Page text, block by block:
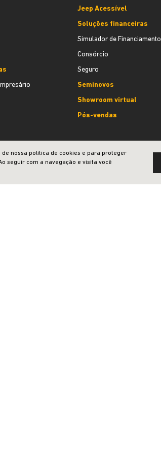
Jeep Acessível
Soluções financeiras
Simulador de Financiamento
Consórcio
Seguro
Seminovos
Showroom virtual
Pós-vendas
nossa política de cookies e para proteger
seguir com a navegação e visita você